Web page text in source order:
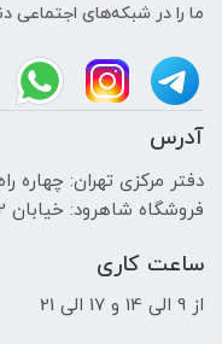
ما را در شبکه‌های اجتماعی
آدرس
دفتر مرکزی تهران: چهاره راه
فروشگاه شاهرود: خیابان 22بهمن پاساژ صفری پلاک 76 الی 78
ساعت کاری
از 9 الی 14 و 17 الی 21